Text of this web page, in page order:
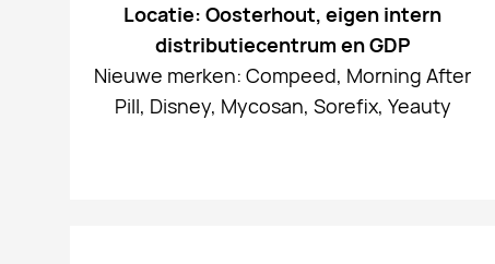
Locatie: Oosterhout, eigen intern
distributiecentrum en GDP
Nieuwe merken: Compeed, Morning After
Pill, Disney, Mycosan, Sorefix, Yeauty